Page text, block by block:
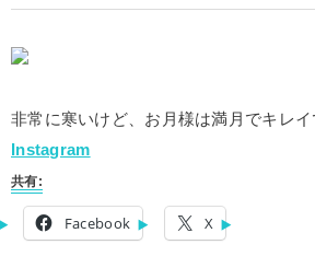
非常に寒いけど、お月様は満月でキレ
Instagram
共有:
Facebook X